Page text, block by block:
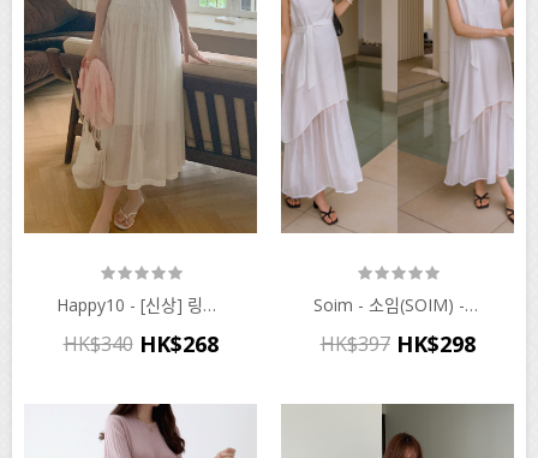
Happy10 - [신상] 링클데이 스모크 원피스♡韓國孕婦裝連身裙
HK$340 HK$268
Soim - 소임(SOIM) - 임부복*스카프쉬폰레이어드 임산부원피스♡韓國孕婦裝連身裙
HK$397 HK$298